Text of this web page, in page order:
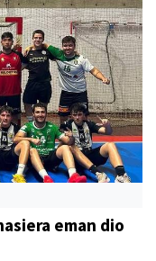
eman dio